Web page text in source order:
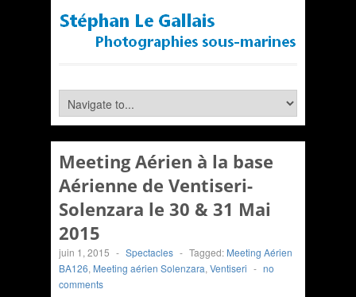
Meeting Aérien à la base
Aérienne de Ventiseri-
Solenzara le 30 & 31 Mai
2015
juin 1, 2015 - Spectacles - Tagged: Meeting Aérien
BA126, Meeting aérien Solenzara, Ventiseri - no
comments